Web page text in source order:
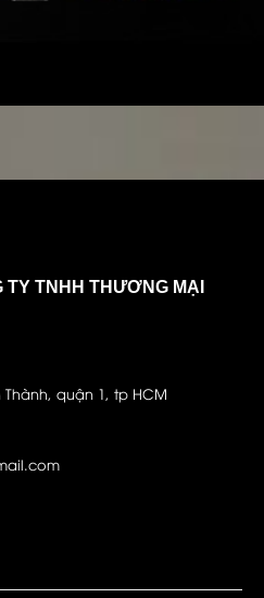
TNHH THƯƠNG MẠI
Thành, quận 1, tp HCM